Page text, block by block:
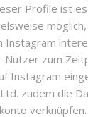
Profile ist
Instagram
zum
Instagram
zudem die
verknüpfen.